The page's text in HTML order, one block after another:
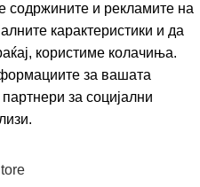
содржините и рекламите на
карактеристики и да
користиме колачиња.
за вашата
за социјални